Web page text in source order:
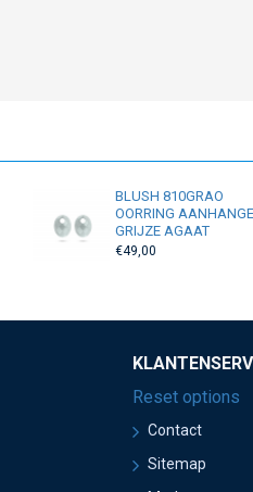
BLUSH 810GRAO
OORRING
GRIJZE AGAAT
€49,00
Reset options
Contact
Sitemap